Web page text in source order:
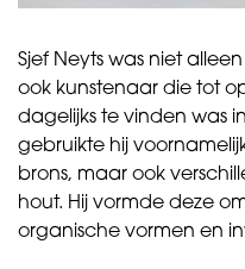
Sjef Neyts was niet
ook kunstenaar die tot
dagelijks te vinden was
gebruikte hij
brons, maar ook
hout. Hij vormde deze
organische vormen en